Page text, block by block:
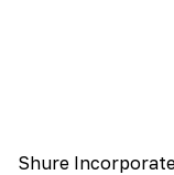
Shure